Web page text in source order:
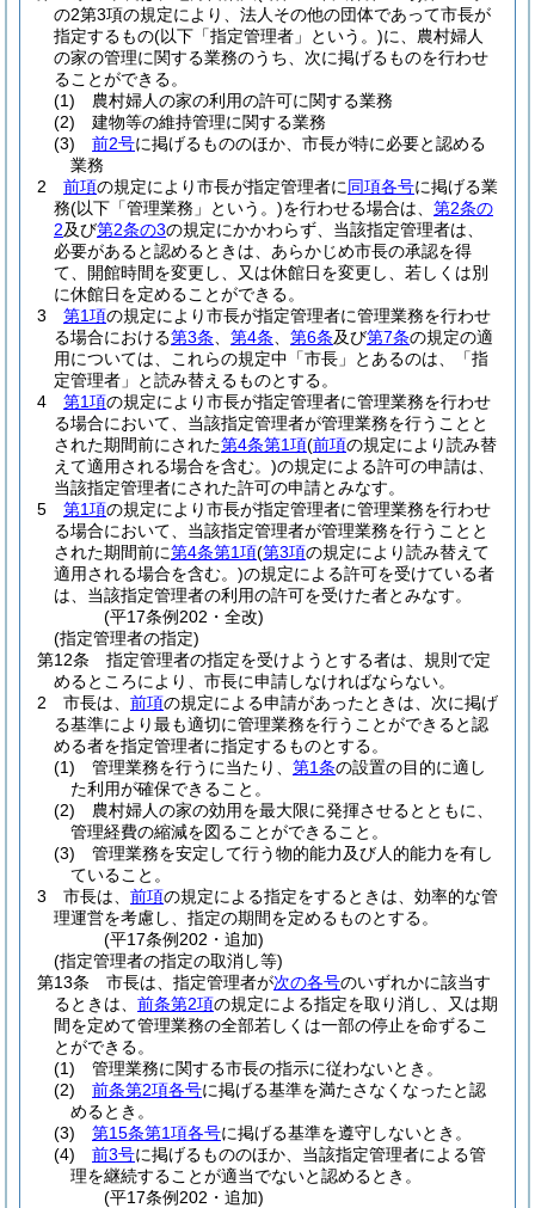
の2第3項の規定により、法人その他の団体であって市長が
指定するもの(以下「指定管理者」という。)に、農村婦人
の家の管理に関する業務のうち、次に掲げるものを行わせ
ることができる。
(1)
農村婦人の家の利用の許可に関する業務
(2)
建物等の維持管理に関する業務
(3)
前2号に掲げるもののほか、市長が特に必要と認める
業務
2
前項の規定により市長が指定管理者に同項各号に掲げる業
務(以下「管理業務」という。)を行わせる場合は、 第2条の
2及び第2条の3の規定にかかわらず、当該指定管理者は、
必要があると認めるときは、あらかじめ市長の承認を得
て、開館時間を変更し、又は休館日を変更し、若しくは別
に休館日を定めることができる。
3
第1項の規定により市長が指定管理者に管理業務を行わせ
る場合における第3条 第4条 第6条及び第7条の規定の適
用については、これらの規定中「市長」とあるのは、「指
定管理者」と読み替えるものとする。
4
第1項の規定により市長が指定管理者に管理業務を行わせ
る場合において、当該指定管理者が管理業務を行うことと
された期間前にされた第4条第1項(前項の規定により読み替
えて適用される場合を含む。)の規定による許可の申請は、
当該指定管理者にされた許可の申請とみなす。
5
第1項の規定により市長が指定管理者に管理業務を行わせ
る場合において、当該指定管理者が管理業務を行うことと
された期間前に第4条第1項(第3項の規定により読み替えて
適用される場合を含む。)の規定による許可を受けている者
は、当該指定管理者の利用の許可を受けた者とみなす。
(平17条例202・全改)
(指定管理者の指定)
第12条
指定管理者の指定を受けようとする者は、規則で定
めるところにより、市長に申請しなければならない。
2
市長は、 前項の規定による申請があったときは、次に掲げ
る基準により最も適切に管理業務を行うことができると認
める者を指定管理者に指定するものとする。
(1)
管理業務を行うに当たり、 第1条の設置の目的に適し
た利用が確保できること。
(2)
農村婦人の家の効用を最大限に発揮させるとともに、
管理経費の縮減を図ることができること。
(3)
管理業務を安定して行う物的能力及び人的能力を有し
ていること。
3
市長は、 前項の規定による指定をするときは、効率的な管
理運営を考慮し、指定の期間を定めるものとする。
(平17条例202・追加)
(指定管理者の指定の取消し等)
第13条
市長は、指定管理者が次の各号のいずれかに該当す
るときは、 前条第2項の規定による指定を取り消し、又は期
間を定めて管理業務の全部若しくは一部の停止を命ずるこ
とができる。
(1)
管理業務に関する市長の指示に従わないとき。
(2)
前条第2項各号に掲げる基準を満たさなくなったと認
めるとき。
(3)
第15条第1項各号に掲げる基準を遵守しないとき。
(4)
前3号に掲げるもののほか、当該指定管理者による管
理を継続することが適当でないと認めるとき。
(平17条例202・追加)